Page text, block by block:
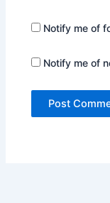
Notify me of
Notify me of